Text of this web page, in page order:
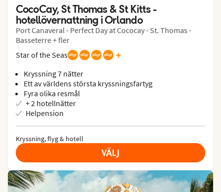
CocoCay, St Thomas & St Kitts -
hotellövernattning i Orlando
Port Canaveral - Perfect Day at Cococay - St. Thomas -
Basseterre + fler
Star of the Seas
+
Kryssning 7 nätter
Ett av världens största kryssningsfartyg
Fyra olika resmål
+ 2 hotellnätter
Helpension
Kryssning, flyg & hotell
VÄLJ